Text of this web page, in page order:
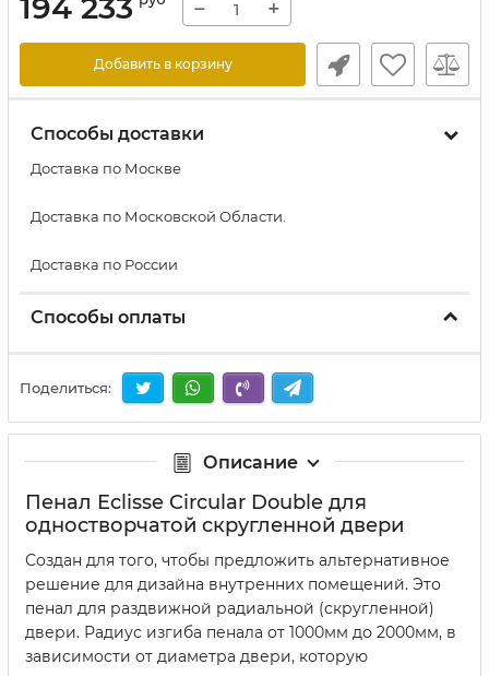
194 233 − +
Добавить в корзину
Способы доставки
Доставка по Москве
Доставка по Московской Области.
Доставка по России
Способы оплаты
Поделиться:
Описание
Пенал Eclisse Circular Double для
одностворчатой скругленной двери
Создан для того, чтобы предложить альтернативное
решение для дизайна внутренних помещений. Это
пенал для раздвижной радиальной (скругленной)
двери. Радиус изгиба пенала от 1000мм до 2000мм, в
зависимости от диаметра двери, которую